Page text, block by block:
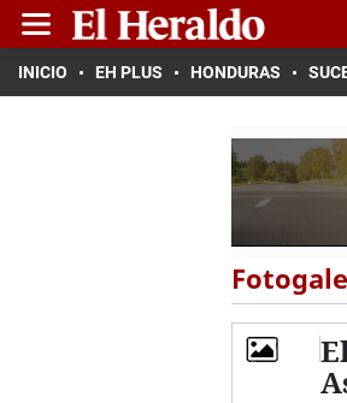
INICIO EH PLUS HONDURAS